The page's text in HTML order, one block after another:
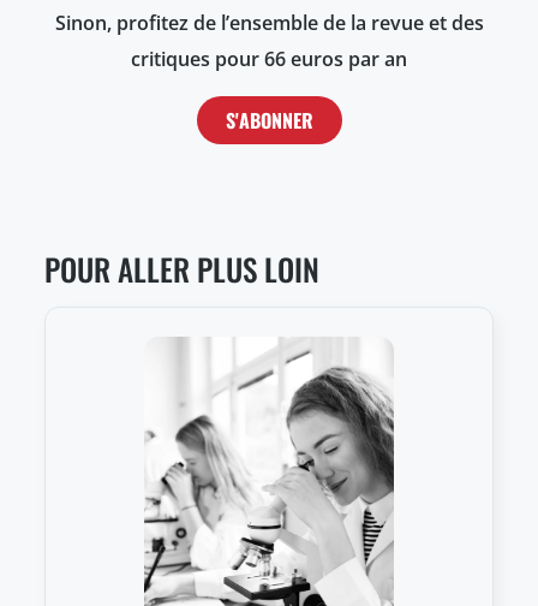
Sinon, profitez de l’ensemble de la revue et des
critiques pour 66 euros par an
S'ABONNER
POUR ALLER PLUS LOIN